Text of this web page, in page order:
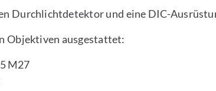
Durchlichtdetektor und eine DIC-
Objektiven ausgestattet:
M27